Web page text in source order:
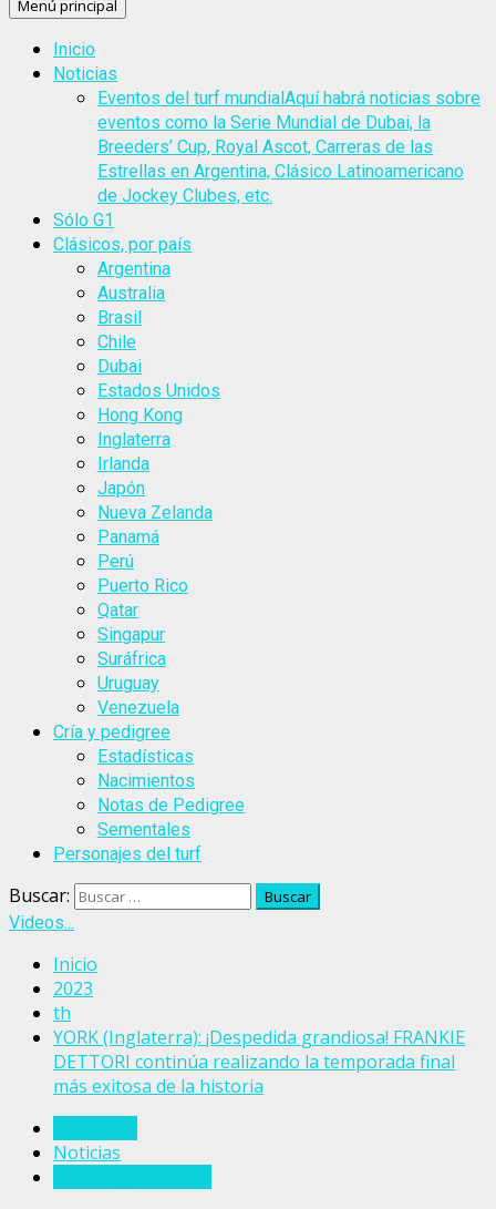
Menú principal
Inicio
Noticias
Eventos del turf mundialAquí habrá noticias sobre
eventos como la Serie Mundial de Dubai, la
Breeders’ Cup, Royal Ascot, Carreras de las
Estrellas en Argentina, Clásico Latinoamericano
de Jockey Clubes, etc.
Sólo G1
Clásicos, por país
Argentina
Australia
Brasil
Chile
Dubai
Estados Unidos
Hong Kong
Inglaterra
Irlanda
Japón
Nueva Zelanda
Panamá
Perú
Puerto Rico
Qatar
Singapur
Suráfrica
Uruguay
Venezuela
Cría y pedigree
Estadísticas
Nacimientos
Notas de Pedigree
Sementales
Personajes del turf
Buscar:
Videos...
Inicio
2023
th
YORK (Inglaterra): ¡Despedida grandiosa! FRANKIE
DETTORI continúa realizando la temporada final
más exitosa de la historia
Noticias